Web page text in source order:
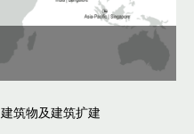
建筑物及建筑扩建